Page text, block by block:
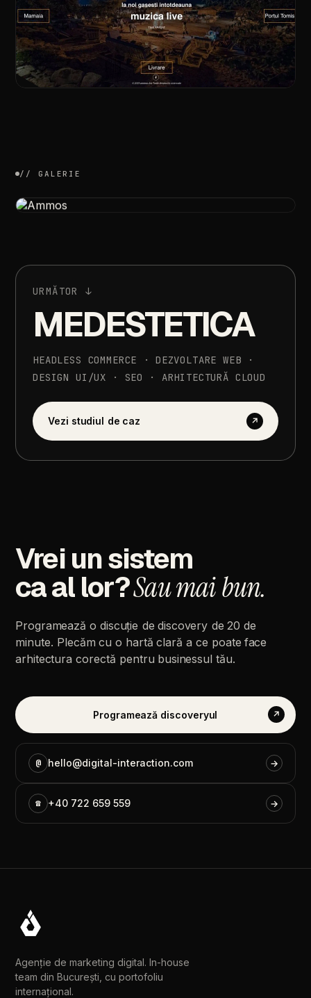
// GALERIE
URMĂTOR ↓
MEDESTETICA
HEADLESS COMMERCE · DEZVOLTARE WEB
·
DESIGN
UI/UX · SEO · ARHITECTURĂ CLOUD
Vezi studiul de caz ↗
Vreiunsistem
caal lor?Saumaibun.
Programează o discuție de discovery de 20 de
minute. Plecăm cu o hartă clară a ce poate face
arhitectura corectă pentru businessul tău.
Programează discoveryul ↗
@ hello@digital-interaction.com →
☎ +40 722 659 559 →
Agenție de marketing digital. In-house
team din București, cu portofoliu
internațional.